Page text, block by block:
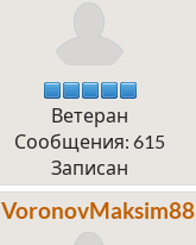
Ветеран
Сообщения: 615
Записан
VoronovMaksim88